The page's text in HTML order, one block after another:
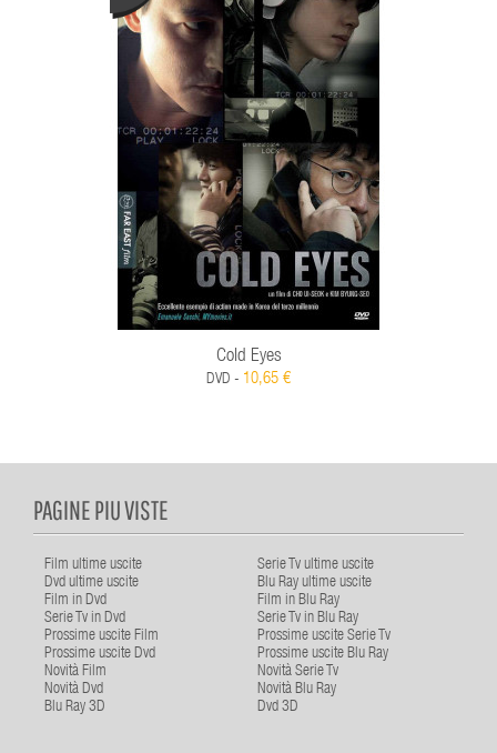
Cold Eyes
DVD - 10,65 €
PAGINE PIU VISTE
Film ultime uscite
Serie Tv ultime uscite
Dvd ultime uscite
Blu Ray ultime uscite
Film in Dvd
Film in Blu Ray
Serie Tv in Dvd
Serie Tv in Blu Ray
Prossime uscite Film
Prossime uscite Serie Tv
Prossime uscite Dvd
Prossime uscite Blu Ray
Novità Film
Novità Serie Tv
Novità Dvd
Novità Blu Ray
Blu Ray 3D
Dvd 3D